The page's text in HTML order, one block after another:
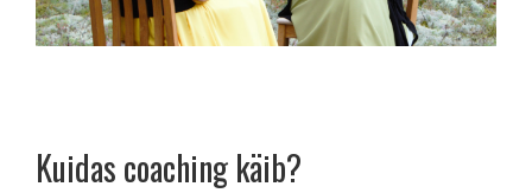
Kuidas coaching käib?